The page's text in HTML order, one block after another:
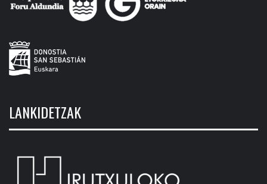
LANKIDETZAK